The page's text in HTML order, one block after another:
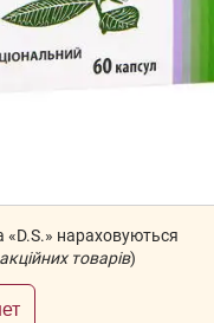
«D.S.» нараховуються
товарів)